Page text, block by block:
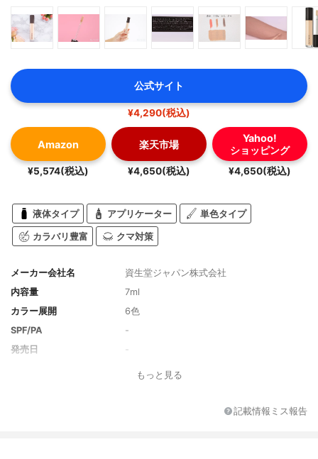
公式サイト
¥4,290(税込)
Amazon
¥5,574(税込)
楽天市場
¥4,650(税込)
Yahoo!
ショッピング
¥4,650(税込)
液体タイプ アプリケーター 単色タイプ
カラバリ豊富 クマ対策
メーカー会社名
資生堂ジャパン株式会社
内容量
7ml
カラー展開
6色
SPF/PA
-
発売日
もっと見る
記載情報ミス報告